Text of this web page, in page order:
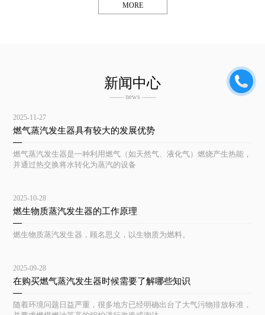
MORE
新闻中心
—— news ——
2025-11-27
燃气蒸汽发生器具有较大的发展优势
燃气蒸汽发生器是一种利用燃气（如天然气、液化气）燃烧产生热能，
并通过热交换将水转化为蒸汽的设备
2025-10-28
燃生物质蒸汽发生器的工作原理
燃生物质蒸汽发生器，顾名思义，以生物质为燃料。
2025-09-28
在购买燃气蒸汽发生器时候需要了解哪些知识
随着环境问题日益严重，很多地方已经明确出台了大气污物排放标准，